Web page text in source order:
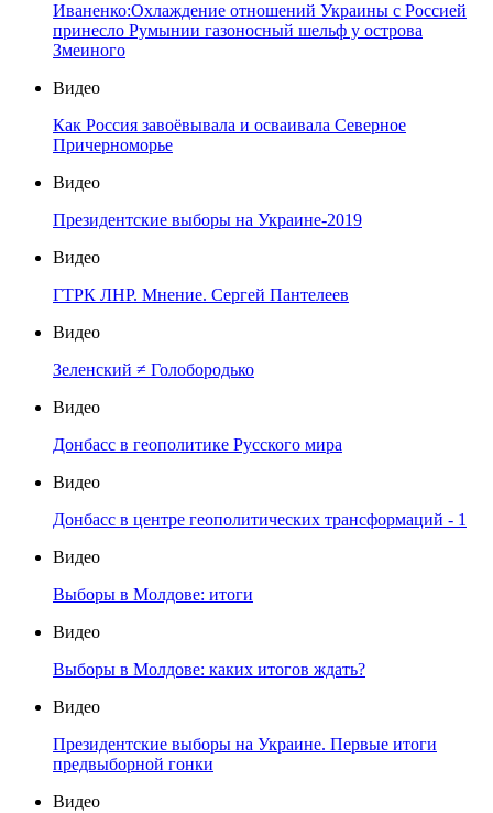
Иваненко:Охлаждение отношений Украины с Россией
принесло Румынии газоносный шельф у острова
Змеиного
Видео
Как Россия завоёвывала и осваивала Северное
Причерноморье
Видео
Президентские выборы на Украине-2019
Видео
ГТРК ЛНР. Мнение. Сергей Пантелеев
Видео
Зеленский ≠ Голобородько
Видео
Донбасс в геополитике Русского мира
Видео
Донбасс в центре геополитических трансформаций - 1
Видео
Выборы в Молдове: итоги
Видео
Выборы в Молдове: каких итогов ждать?
Видео
Президентские выборы на Украине. Первые итоги
предвыборной гонки
Видео